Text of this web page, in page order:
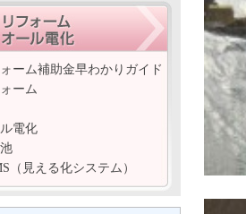
ーム補助金早わかりガイド
ーム
電化
（見える化システム）